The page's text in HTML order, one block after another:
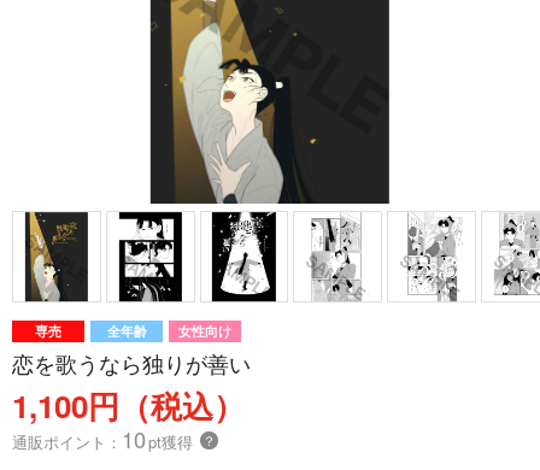
専売 全年齢 女性向け
恋を歌うなら独りが善い
1,100円（税込）
通販ポイント： 10pt獲得 ？